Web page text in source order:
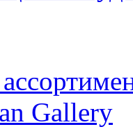
Gallery